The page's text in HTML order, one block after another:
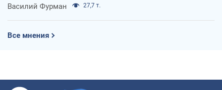
Василий Фурман 27,7 т.
Все мнения